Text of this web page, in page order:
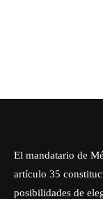
El mandatario de
artículo 35
posibilidades de